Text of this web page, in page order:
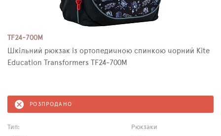
TF24-700M
Шкільний рюкзак із ортопедичною спинкою чорний Kite
Education Transformers TF24-700M
РОЗПРОДАНО
Тип:
Рюкзаки